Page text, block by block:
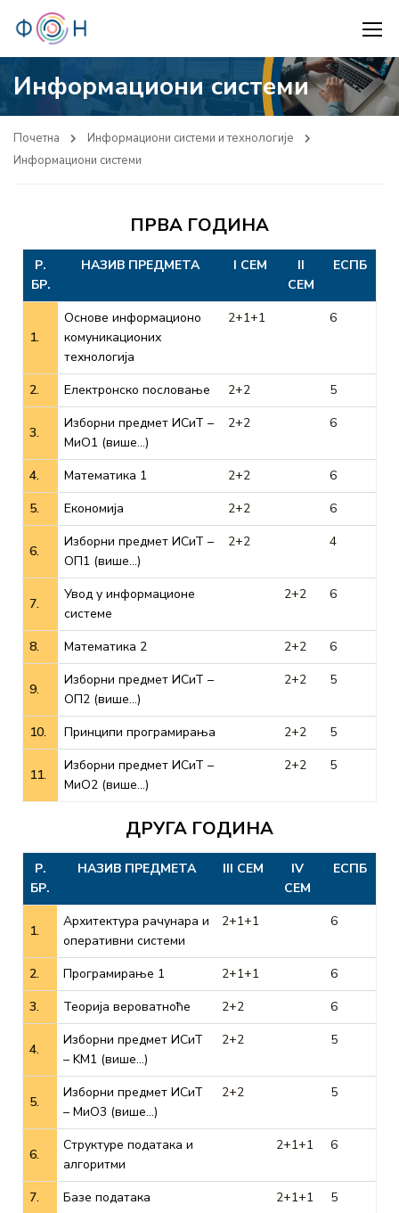
Информациони системи
Почетна
Информациони системи и технологије
Информациони системи
ПРВА ГОДИНА
Р.
БР.
НАЗИВ ПРЕДМЕТА I СЕМ
II
СЕМ
ЕСПБ
1.
Основе информационо
комуникационих
технологија
2+1+1 6
2. Електронско пословање 2+2 5
3.
Изборни предмет ИСиТ –
МиО1 (више…)
2+2 6
4. Математика 1 2+2
6
5.
Економија 2+2 6
6.
Изборни предмет ИСиТ –
ОП1 (више…)
2+2 4
7.
Увод у информационе
системе
2+2 6
8. Математика 2 2+2 6
9.
Изборни предмет ИСиТ –
ОП2 (више…)
2+2 5
10. Принципи програмирања 2+2 5
11.
Изборни предмет ИСиТ –
МиО2 (више…)
2+2 5
ДРУГА ГОДИНА
Р.
БР.
НАЗИВ ПРЕДМЕТА III СЕМ
IV
СЕМ
ЕСПБ
1.
Архитектура рачунара и
оперативни системи
2+1+1 6
2. Програмирање 1 2+1+1
6
3.
Теорија вероватноће 2+2 6
4.
Изборни предмет ИСиТ
– KМ1 (више…)
2+2 5
5.
Изборни предмет ИСиТ
– МиО3 (више…)
2+2 5
6.
Структуре података и
алгоритми
2+1+1 6
7. Базе података 2+1+1 5